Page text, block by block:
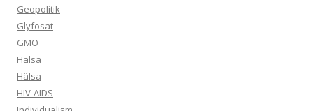
Geopolitik
Glyfosat
GMO
Hälsa
Hälsa
HIV-AIDS